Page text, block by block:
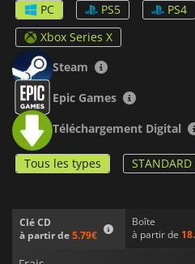
La préparation de la course
Désormais, cinq challengers
suffisamment préparés pour la
ne le seront pas — vous ne savez
devez garder un œil sur chacun
la course.
Tour de France 2022propose
de l'interface utilisateur, ainsi
des pelotons plus agressifs et
affronter. De plus, vous
PC PS5 PS4
Xbox Series X
Steam
Epic Games
Téléchargement Digital
Tous les types
Clé CD
à partir de5.79€
Boîte
à partir de